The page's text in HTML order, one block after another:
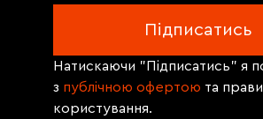
Натискаючи "Підписатись" я
з публічною офертою та
користування.